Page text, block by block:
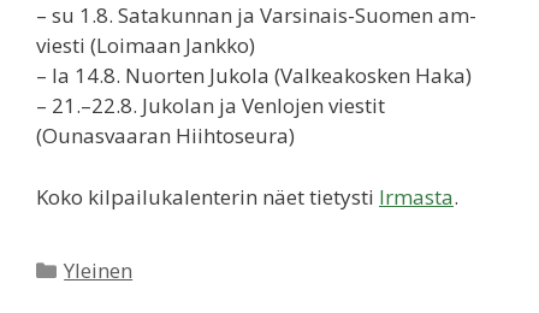
– su 1.8. Satakunnan ja Varsinais-Suomen am-
viesti (Loimaan Jankko)
– la 14.8. Nuorten Jukola (Valkeakosken Haka)
– 21.–22.8. Jukolan ja Venlojen viestit
(Ounasvaaran Hiihtoseura)
Koko kilpailukalenterin näet tietysti Irmasta.
Kategoriat
Yleinen